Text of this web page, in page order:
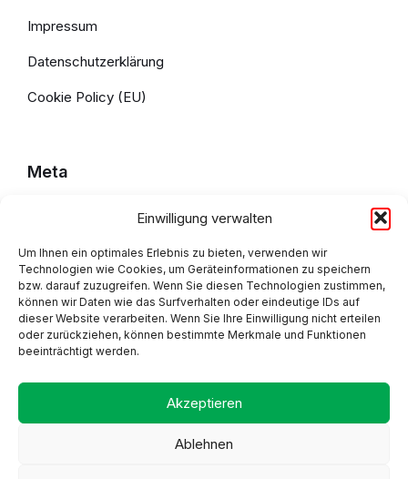
Einwilligung verwalten
Um Ihnen ein optimales Erlebnis zu bieten, verwenden wir
Technologien wie Cookies, um Geräteinformationen zu speichern
bzw. darauf zuzugreifen. Wenn Sie diesen Technologien zustimmen,
können wir Daten wie das Surfverhalten oder eindeutige IDs auf
dieser Website verarbeiten. Wenn Sie Ihre Einwilligung nicht erteilen
oder zurückziehen, können bestimmte Merkmale und Funktionen
beeinträchtigt werden.
Akzeptieren
Ablehnen
Impressum
Datenschutzerklärung
Cookie Policy (EU)
Meta
Datenschutzerklärung
Cookie Policy (EU)